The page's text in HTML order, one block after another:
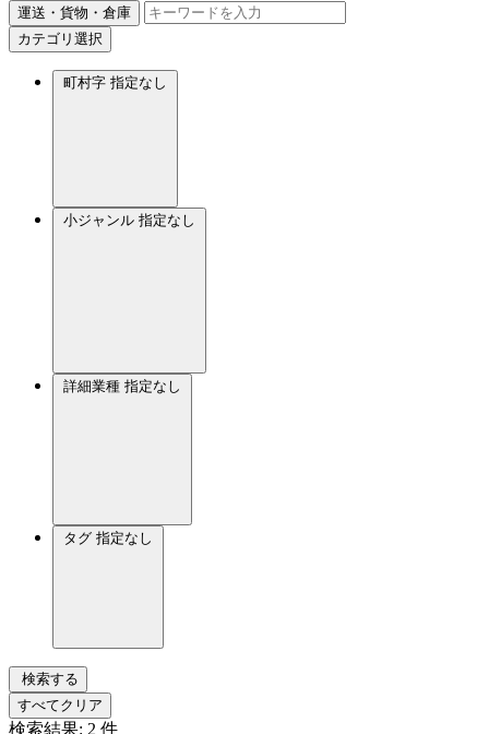
運送・貨物・倉庫
カテゴリ選択
町村字 指定なし
小ジャンル 指定なし
詳細業種 指定なし
タグ 指定なし
検索する
すべてクリア
検索結果: 2 件